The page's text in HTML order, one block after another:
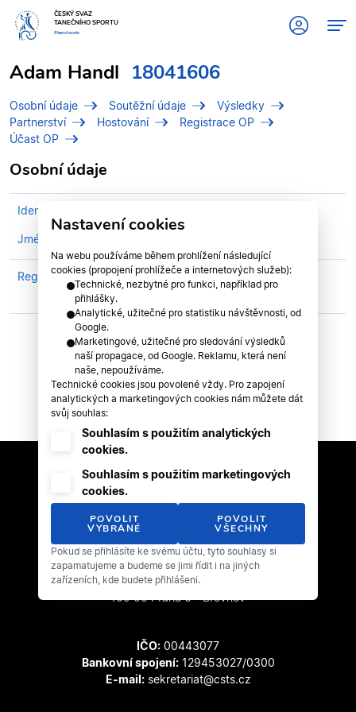
ČESKÝ SVAZ
TANEČNÍHO SPORTU
#tanciscsts
Adam Handl 18041606
Osobní údaje Soutěžní údaje
Výsledky
Partnerství
Hostování
Registrace OP
Účast OP
Osobní údaje
Identifikační číslo (IDT)
Jméno
Registrován v klubu
TK ROKASO UHERSKÉ
HRADIŠTĚ z.s.
Český svaz tanečního sportu
Zátopkova 100/2
169 00 Praha 6 - Břevnov
IČO: 00443077
Bankovní spojení:129453027/0300
E-mail:sekretariat@csts.cz
Nastavení cookies
Na webu používáme během prohlížení následující
cookies (propojení prohlížeče a internetových služeb):
Technické, nezbytné pro funkci, například pro
přihlášky.
Analytické, užitečné pro statistiku návštěvnosti, od
Google.
Marketingové, užitečné pro sledování výsledků
naší propagace, od Google. Reklamu, která není
naše, nepoužíváme.
Technické cookies jsou povolené vždy. Pro zapojení
analytických a marketingových cookies nám můžete dát
svůj souhlas:
Souhlasím s použitím analytických
cookies.
Souhlasím s použitím marketingových
cookies.
POVOLIT
VYBRANÉ
POVOLIT
VŠECHNY
Pokud se přihlásíte ke svému účtu, tyto souhlasy si
zapamatujeme a budeme se jimi řídit i na jiných
zařízeních, kde budete přihlášeni.